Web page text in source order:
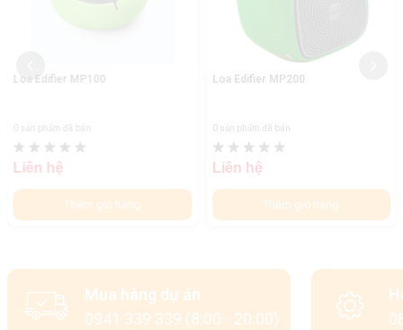
Loa Edifier MP100
0 sản phẩm đã bán
Liên hệ
Thêm giỏ hàng
Loa Edifier MP200
0 sản phẩm đã bán
Liên hệ
Thêm giỏ hàng
Mua hàng dự án
0941 339 339 (8:00 - 20:00)